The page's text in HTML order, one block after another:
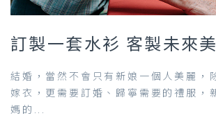
訂製一套水衫 客製未來
結婚，當然不會只有新娘一個人美麗，
嫁衣，更需要訂婚、歸寧需要的禮服，
媽的...